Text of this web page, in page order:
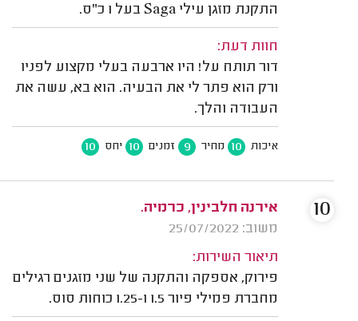
התקנת מזגן עילי Saga בעל 1 כ"ס.
חוות דעת:
דור תותח על! היו ארבעה בעלי מקצוע לפניו
ורק הוא פתר לי את הבעיה. הוא בא, עשה את
העבודה והלך.
איכות 10 מחיר 9 זמנים 10 יחס 10
אירנה חלבינין, כרמיה.
משוב: 25/07/2022
תיאור השירות:
פירוק, אספקה והתקנה של שני מזגנים רגילים
מחברת פמילי פיור 1.5 ו-1.25 כוחות סוס.
10